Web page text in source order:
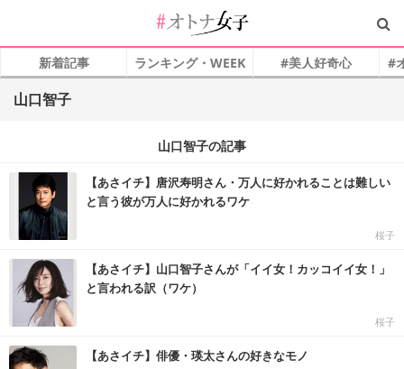
新着記事 ランキング・WEEK #美人好奇心 #
山口智子
山口智子の記事
【あさイチ】唐沢寿明さん・万人に好かれることは難しい
と言う彼が万人に好かれるワケ
桜子
【あさイチ】山口智子さんが「イイ女！カッコイイ女！」
と言われる訳（ワケ）
桜子
【あさイチ】俳優・瑛太さんの好きなモノ